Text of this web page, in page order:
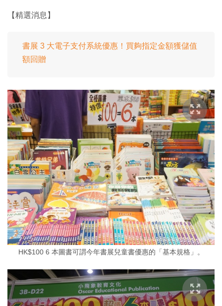
【精選消息】
書展 3 大電子支付系統優惠！買夠指定金額獲儲值
額回贈
HK$100 6 本圖書可謂今年書展兒童書優惠的「基本規格」。